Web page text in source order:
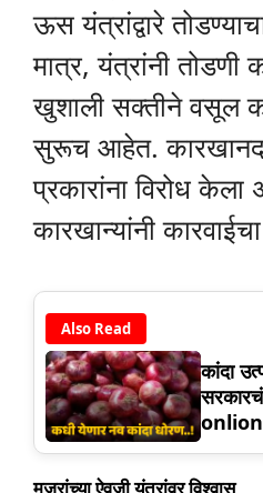
ऊस यंत्रांद्वारे
मात्र, यंत्रांनी तोडणी
खुशाली सक्तीने वसूल
सुरूच आहेत.
प्रकारांना विरोध
कारखान्यांनी
Also Read
कांदा
मजुरांच्या ऐवजी यंत्रांवर विश्वास